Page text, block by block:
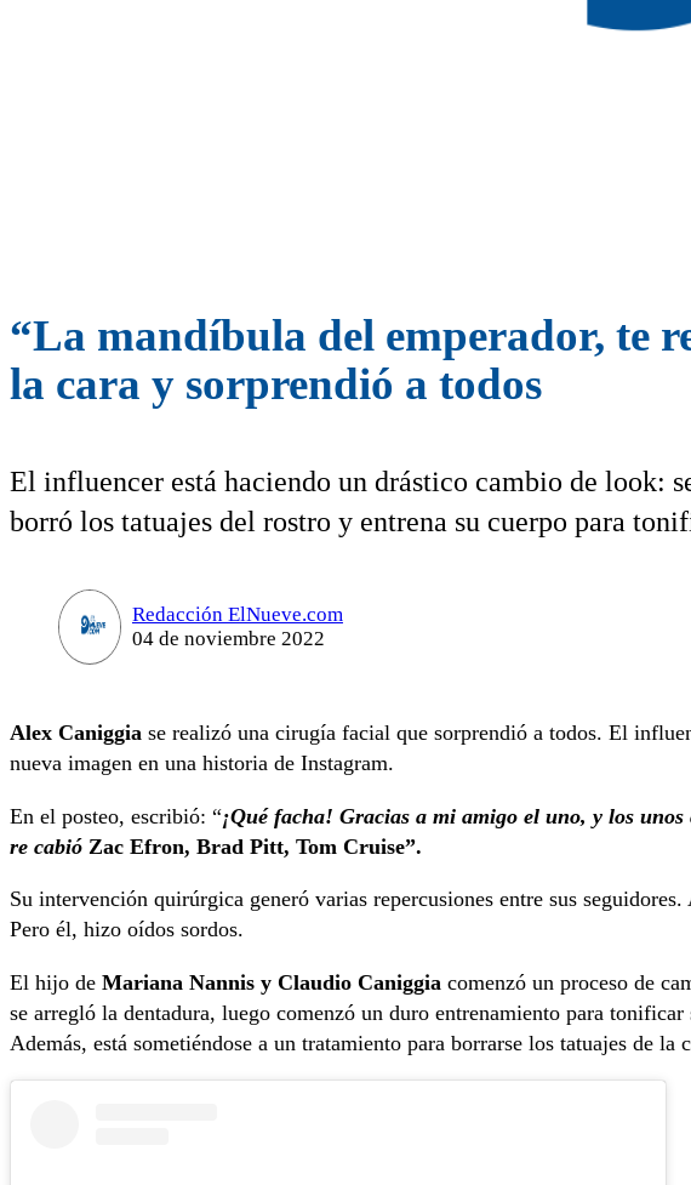
“La mandíbula del emperador, te
la cara y sorprendió a todos
El influencer está haciendo un drástico cambio de look:
borró los tatuajes del rostro y entrena su cuerpo para
Redacción ElNueve.com
04 de noviembre 2022
Alex Caniggia se realizó una cirugía facial que sorprendió a todos. El
nueva imagen en una historia de Instagram.
En el posteo, escribió: “¡Qué facha! Gracias a mi amigo el uno, y los
re cabió Zac Efron, Brad Pitt, Tom Cruise”.
Su intervención quirúrgica generó varias repercusiones entre sus
Pero él, hizo oídos sordos.
El hijo de Mariana Nannis y Claudio Caniggia comenzó un proceso de
se arregló la dentadura, luego comenzó un duro entrenamiento para
Además, está sometiéndose a un tratamiento para borrarse los tatuajes de la